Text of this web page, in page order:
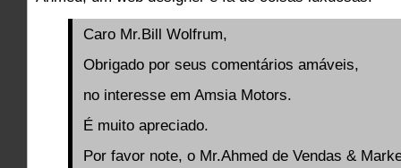
Caro Mr.Bill Wolfrum,
Obrigado por seus comentários amáveis,
no interesse em Amsia Motors.
É muito apreciado.
Por favor note, o Mr.Ahmed de Vendas &